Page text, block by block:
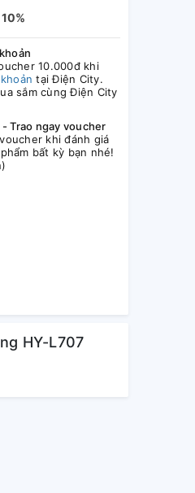
10.000đ khi
tại Điện City.
sắm cùng Điện City
Trao ngay voucher
khi đánh giá
bất kỳ bạn nhé!
HY-L707